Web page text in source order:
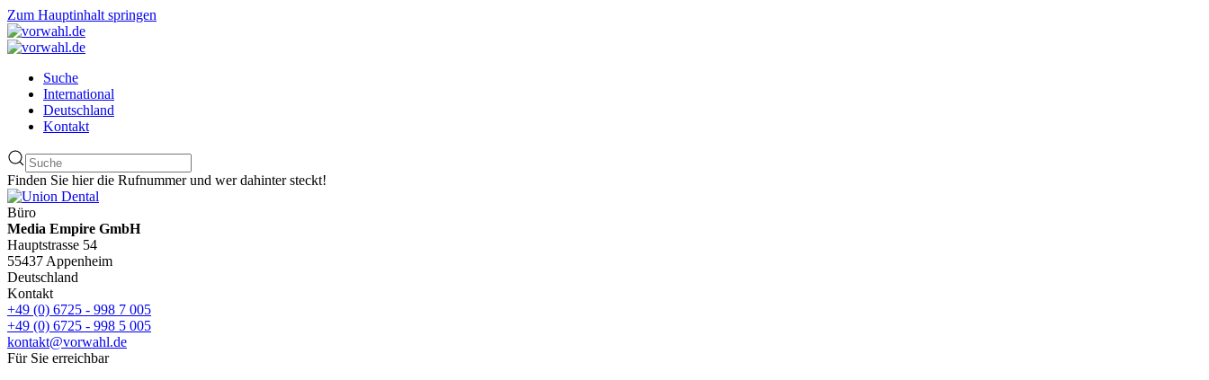
Zum Hauptinhalt springen
Suche
International
Deutschland
Kontakt
Finden Sie hier die Rufnummer und wer dahinter steckt!
Büro
Media Empire GmbH
Hauptstrasse 54
55437 Appenheim
Deutschland
Kontakt
+49 (0) 6725 - 998 7 005
+49 (0) 6725 - 998 5 005
kontakt@vorwahl.de
Für Sie erreichbar